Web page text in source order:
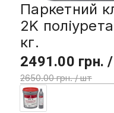
Паркетний
2K
кг.
2491.00 грн.
2650.00 грн. / шт